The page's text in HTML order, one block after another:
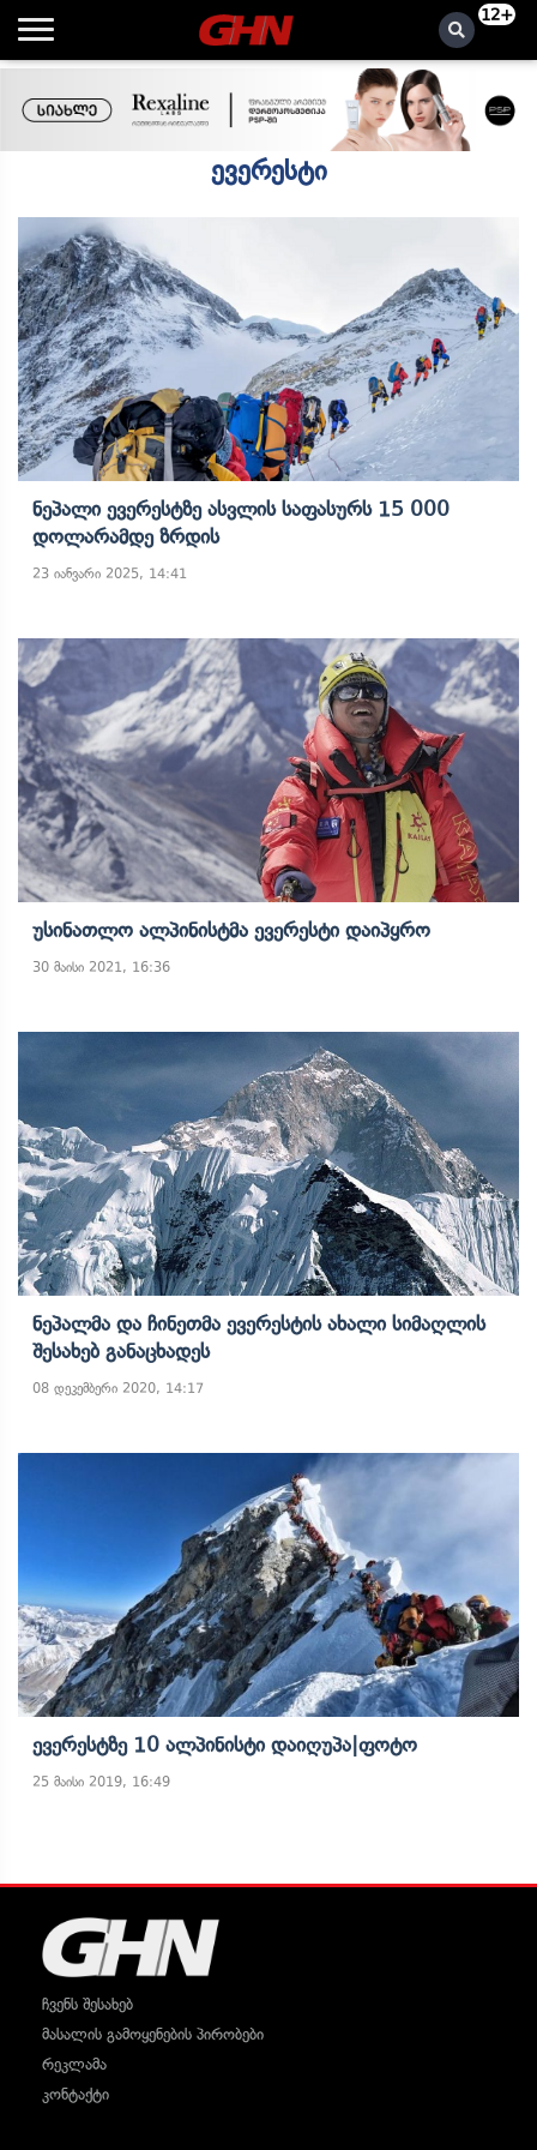
12+
ევერესტი
Ნეპალი Ევერესტზე Ასვლის Საფასურს 15 000
Დოლარამდე Ზრდის
23 იანვარი 2025, 14:41
Უსინათლო Ალპინისტმა Ევერესტი Დაიპყრო
30 მაისი 2021, 16:36
Ნეპალმა Და Ჩინეთმა Ევერესტის Ახალი Სიმაღლის
Შესახებ Განაცხადეს
08 დეკემბერი 2020, 14:17
Ევერესტზე 10 Ალპინისტი Დაიღუპა|ფოტო
25 მაისი 2019, 16:49
ჩვენს შესახებ
მასალის გამოყენების პირობები
რეკლამა
კონტაქტი